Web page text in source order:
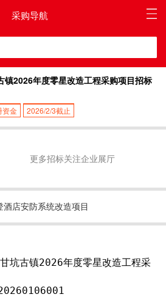
采购导航
镇2026年度零星改造工程采购项目招标
资金 2026/2/3截止
更多招标关注企业展厅
店安防系统改造项目
坑古镇2026年度零星改造工程采